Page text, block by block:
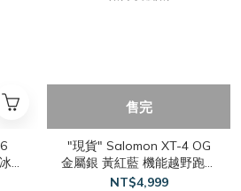
川
售完
"現貨" Salomon XT-4 OG
金屬銀 黃紅藍 機能越野跑鞋
黑 月蝕黑
NT$4,999